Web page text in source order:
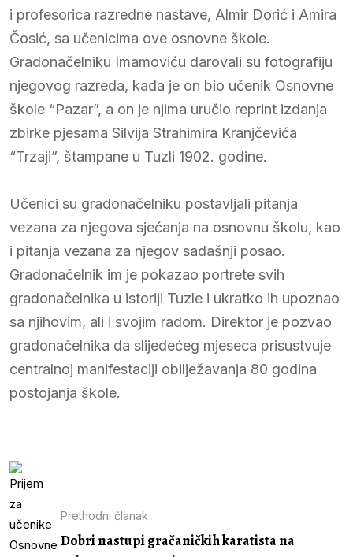
i profesorica razredne nastave, Almir Dorić i Amira
Čosić, sa učenicima ove osnovne škole.
Gradonačelniku Imamoviću darovali su fotografiju
njegovog razreda, kada je on bio učenik Osnovne
škole “Pazar”, a on je njima uručio reprint izdanja
zbirke pjesama Silvija Strahimira Kranjčevića
“Trzaji”, štampane u Tuzli 1902. godine.
Učenici su gradonačelniku postavljali pitanja
vezana za njegova sjećanja na osnovnu školu, kao
i pitanja vezana za njegov sadašnji posao.
Gradonačelnik im je pokazao portrete svih
gradonačelnika u istoriji Tuzle i ukratko ih upoznao
sa njihovim, ali i svojim radom. Direktor je pozvao
gradonačelnika da slijedećeg mjeseca prisustvuje
centralnoj manifestaciji obilježavanja 80 godina
postojanja škole.
Prethodni članak
Dobri nastupi gračaničkih karatista na